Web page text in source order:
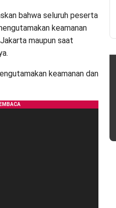
bahwa seluruh peserta
keamanan
maupun saat
keamanan dan